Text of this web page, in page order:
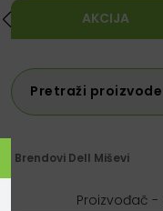
AKCIJA
Brendovi Dell Miševi
Proizvođač -